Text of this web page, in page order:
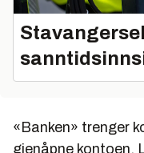
«Banken» trenger
gjenåpne kontoen.